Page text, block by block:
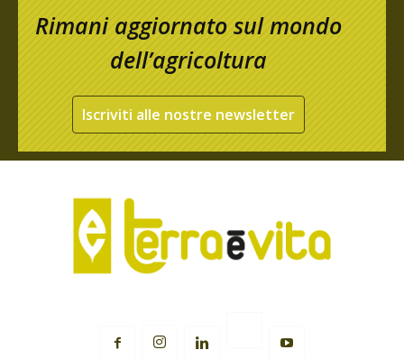
Rimani aggiornato sul mondo
dell’agricoltura
Iscriviti alle nostre newsletter